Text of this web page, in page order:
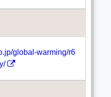
global-warming/r6